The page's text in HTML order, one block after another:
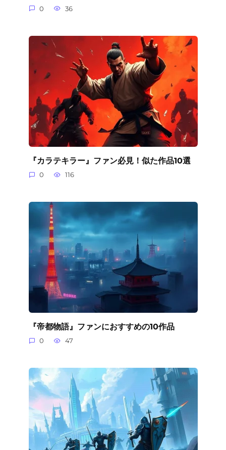
0 36
『カラテキラー』ファン必見！似た作品10選
0 116
『帝都物語』ファンにおすすめの10作品
0 47